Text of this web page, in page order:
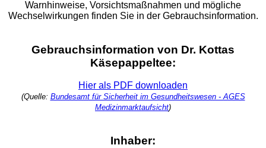
Warnhinweise, Vorsichtsmaßnahmen und mögliche
Wechselwirkungen finden Sie in der Gebrauchsinformation.
Gebrauchsinformation von Dr. Kottas
Käsepappeltee:
Hier als PDF downloaden
(Quelle: Bundesamt für Sicherheit im Gesundheitswesen - AGES
Medizinmarktaufsicht)
Inhaber: